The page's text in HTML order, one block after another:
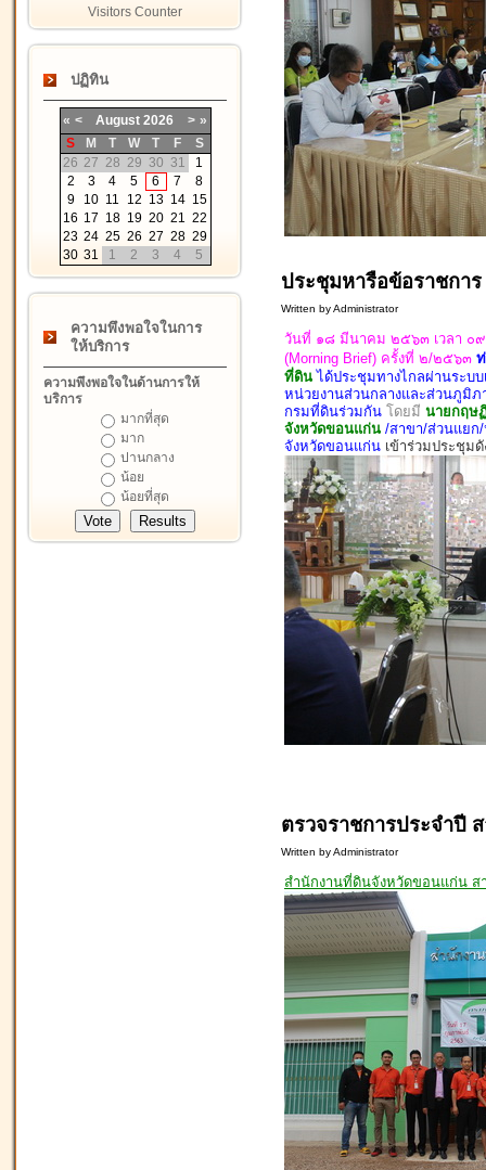
Visitors Counter
ปฏิทิน
« < August 2026 > »
S
M T W T F
S
26 27 28 29 30 31
1
2
3 4 5 6 7
8
9
10 11 12 13 14 15
16 17 18 19 20 21 22
23 24 25 26 27 28 29
30 31 1 2 3 4 5
ความพึงพอใจในการ
ให้บริการ
ความพึงพอใจในด้านการให้
บริการ
มากที่สุด
มาก
ปานกลาง
น้อย
น้อยที่สุด
ประชุมหารือข้อราชกา
Written by Administrator
วันที่ ๑๘ มีนาคม ๒๕๖๓ เวลา ๐
(Morning Brief) ครั้งที่ ๒/๒๕๖๓
ที่ดิน ได้ประชุมทางไกลผ่านระบบ
หน่วยงานส่วนกลางและส่วนภูมิภ
กรมที่ดินร่วมกัน โดยมี นายกฤษ
จังหวัดขอนแก่น /สาขา/ส่วนแยก
จังหวัดขอนแก่น เข้าร่วมประชุมดั
ตรวจราชการประจำปี
Written by Administrator
สำนักงานที่ดินจังหวัดขอนแก่น ส